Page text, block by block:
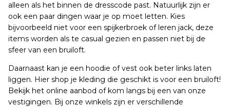
alleen als het binnen de dresscode past. Natuurlijk zijn er
ook een paar dingen waar je op moet letten. Kies
bijvoorbeeld niet voor een spijkerbroek of leren jack, deze
items worden als te casual gezien en passen niet bij de
sfeer van een bruiloft.
Daarnaast kan je een hoodie of vest ook beter links laten
liggen. Hier shop je kleding die geschikt is voor een bruiloft!
Bekijk het online aanbod of kom langs bij een van onze
vestigingen. Bij onze winkels zijn er verschillende